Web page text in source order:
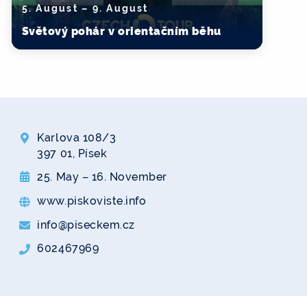
5. August – 9. August
Světový pohár v orientačním běhu
Karlova 108/3
397 01, Písek
25. May – 16. November
www.piskoviste.info
info@piseckem.cz
602467969